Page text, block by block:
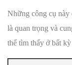
Những công cụ này
là quan trọng và
thể tìm thấy ở bất